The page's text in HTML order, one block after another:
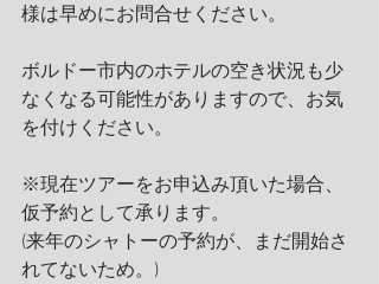
様は早めにお問合せください。
ボルドー市内のホテルの空き状況も少
なくなる可能性がありますので、お気
を付けください。
※現在ツアーをお申込み頂いた場合、
仮予約として承ります。
(来年のシャトーの予約が、まだ開始さ
れてないため。)